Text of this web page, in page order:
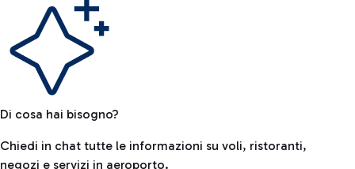
Di cosa hai bisogno?
Chiedi in chat tutte le informazioni su voli, ristoranti,
negozi e servizi in aeroporto.